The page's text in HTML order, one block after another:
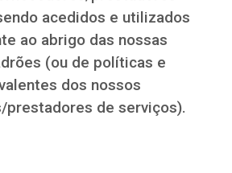
acedidos e utilizados
ao abrigo das nossas
(ou de políticas e
dos nossos
de serviços).